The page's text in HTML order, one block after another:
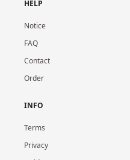
HELP
Notice
FAQ
Contact
Order
INFO
Terms
Privacy